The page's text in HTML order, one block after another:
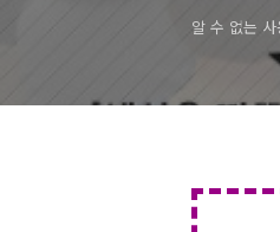
알 수 없는